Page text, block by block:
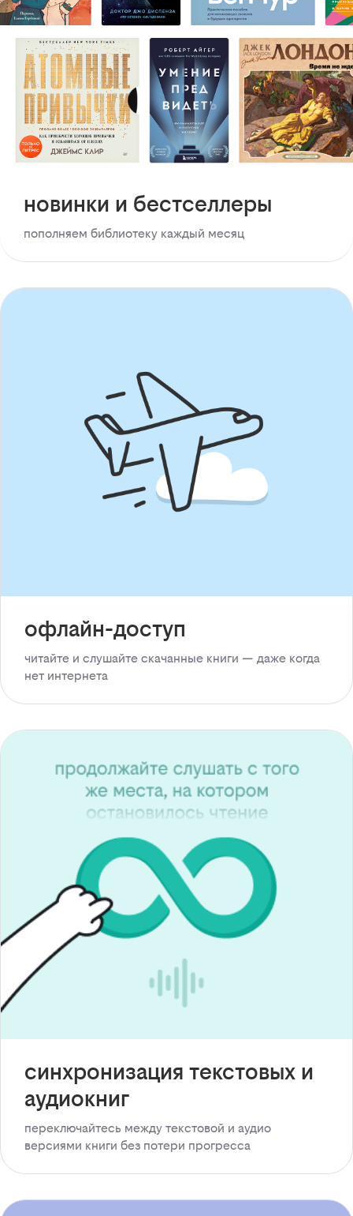
новинки и бестселлеры
пополняем библиотеку каждый месяц
офлайн-доступ
читайте и слушайте скачанные книги — даже когда
нет интернета
синхронизация текстовых и
аудиокниг
переключайтесь между текстовой и аудио
версиями книги без потери прогресса